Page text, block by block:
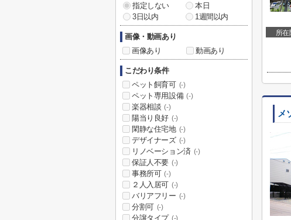
所在
メ
指定しない
本日
3日以内
1週間以内
画像・動画あり
画像あり
動画あり
こだわり条件
ペット飼育可 (-)
ペット専用設備 (-)
楽器相談 (-)
陽当り良好 (-)
閑静な住宅地 (-)
デザイナーズ (-)
リノベーション済 (-)
保証人不要 (-)
事務所可 (-)
２人入居可 (-)
バリアフリー (-)
分割可 (-)
分譲タイプ (-)